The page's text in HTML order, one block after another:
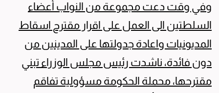
وفي وقت دعت مجموعة من النواب أعضاء
السلطتين الى العمل على اقرار مقترح اسقاط
المديونيات واعادة جدولتها على المدينين من
دون فائدة، ناشدت رئيس مجلس الوزراء تبني
مقترحها، محملة الحكومة مسؤولية تفاقم